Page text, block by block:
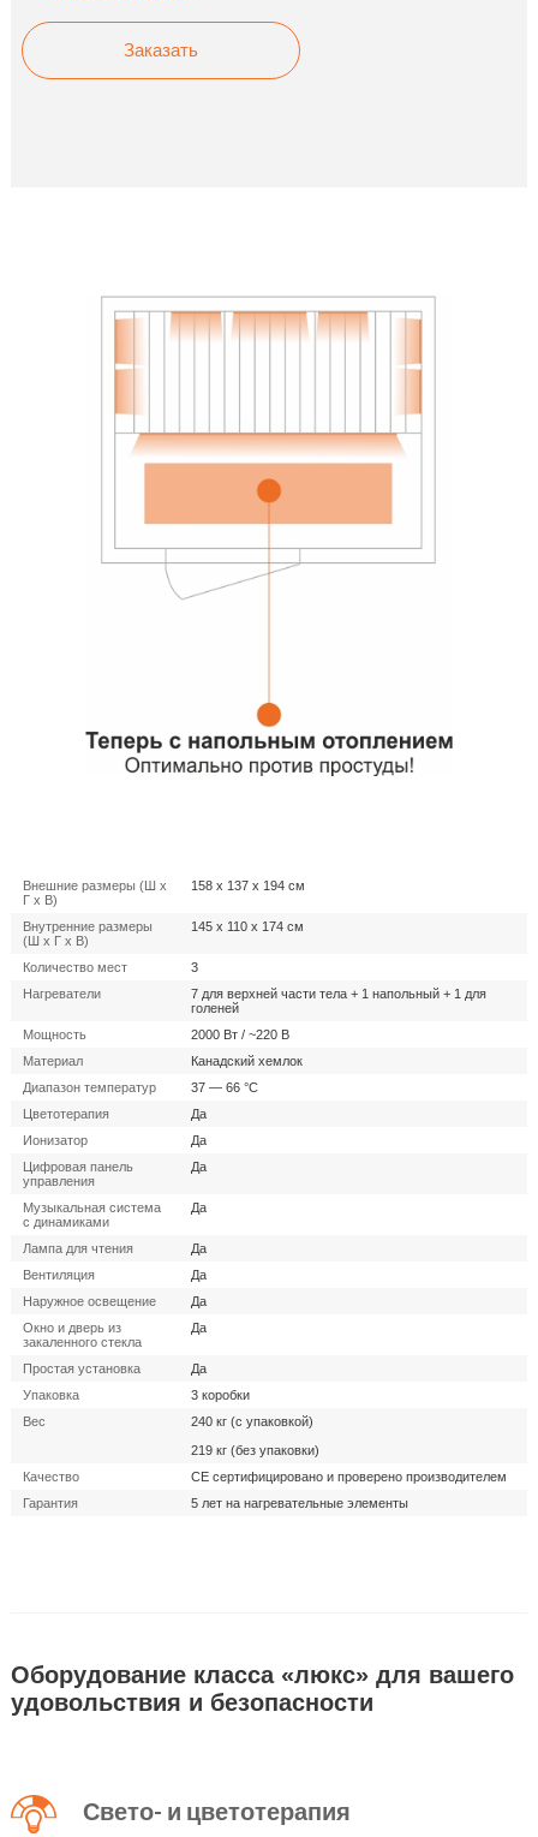
Заказать
Внешние размеры (Ш x
Г x В)
158 x 137 x 194 см
Внутренние размеры
(Ш x Г x В)
145 x 110 x 174 см
Количество мест
3
Нагреватели
7 для верхней части тела + 1 напольный + 1 для
голеней
Мощность
2000 Вт / ~220 В
Материал
Канадский хемлок
Диапазон температур
37 — 66 °C
Цветотерапия
Да
Ионизатор
Да
Цифровая панель
управления
Да
Музыкальная система
с динамиками
Да
Лампа для чтения
Да
Вентиляция
Да
Наружное освещение
Да
Окно и дверь из
закаленного стекла
Да
Простая установка
Да
Упаковка
3 коробки
Вес
240 кг (с упаковкой)
219 кг (без упаковки)
Качество
CE сертифицировано и проверено производителем
Гарантия
5 лет на нагревательные элементы
Оборудование класса «люкс» для вашего
удовольствия и безопасности
Свето- и цветотерапия